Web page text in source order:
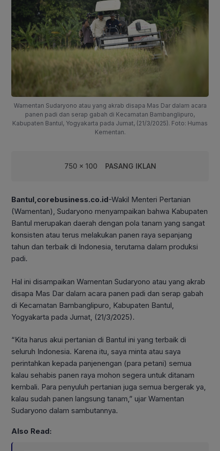
Wamentan Sudaryono atau yang akrab disapa Mas Dar dalam acara
panen padi dan serap gabah di Kecamatan Bambanglipuro,
Kabupaten Bantul, Yogyakarta pada Jumat, (21/3/2025). Foto: Humas
Kementan.
750 x 100 PASANG IKLAN
Bantul,corebusiness.co.id-Wakil Menteri Pertanian
(Wamentan), Sudaryono menyampaikan bahwa Kabupaten
Bantul merupakan daerah dengan pola tanam yang sangat
konsisten atau terus melakukan panen raya sepanjang
tahun dan terbaik di Indonesia, terutama dalam produksi
padi.
Hal ini disampaikan Wamentan Sudaryono atau yang akrab
disapa Mas Dar dalam acara panen padi dan serap gabah
di Kecamatan Bambanglipuro, Kabupaten Bantul,
Yogyakarta pada Jumat, (21/3/2025).
“Kita harus akui pertanian di Bantul ini yang terbaik di
seluruh Indonesia. Karena itu, saya minta atau saya
perintahkan kepada panjenengan (para petani) semua
kalau sehabis panen raya mohon segera untuk ditanam
kembali. Para penyuluh pertanian juga semua bergerak ya,
kalau sudah panen langsung tanam,” ujar Wamentan
Sudaryono dalam sambutannya.
Also Read: